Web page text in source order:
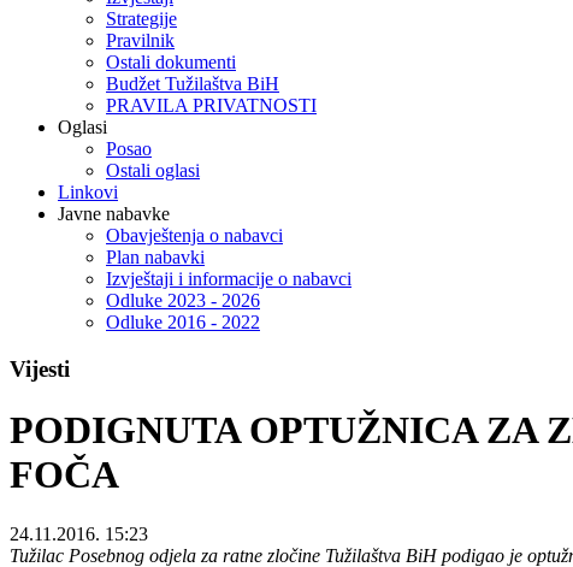
Strategije
Pravilnik
Ostali dokumenti
Budžet Tužilaštva BiH
PRAVILA PRIVATNOSTI
Oglasi
Posao
Ostali oglasi
Linkovi
Javne nabavke
Obavještenja o nabavci
Plan nabavki
Izvještaji i informacije o nabavci
Odluke 2023 - 2026
Odluke 2016 - 2022
Vijesti
PODIGNUTA OPTUŽNICA ZA
FOČA
24.11.2016. 15:23
Tužilac Posebnog odjela za ratne zločine Tužilaštva BiH podigao je